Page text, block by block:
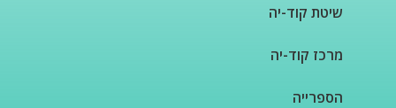
שיטת קוד-יה
מרכז קוד-יה
הספרייה